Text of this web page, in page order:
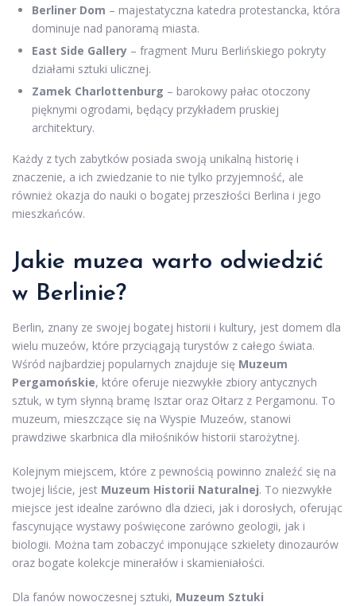
Berliner Dom – majestatyczna katedra protestancka, która
dominuje nad panoramą miasta.
East Side Gallery – fragment Muru Berlińskiego pokryty
działami sztuki ulicznej.
Zamek Charlottenburg – barokowy pałac otoczony
pięknymi ogrodami, będący przykładem pruskiej
architektury.
Każdy z tych zabytków posiada swoją unikalną historię i
znaczenie, a ich zwiedzanie to nie tylko przyjemność, ale
również okazja do nauki o bogatej przeszłości Berlina i jego
mieszkańców.
Jakie muzea warto odwiedzić
w Berlinie?
Berlin, znany ze swojej bogatej historii i kultury, jest domem dla
wielu muzeów, które przyciągają turystów z całego świata.
Wśród najbardziej popularnych znajduje się Muzeum
Pergamońskie, które oferuje niezwykłe zbiory antycznych
sztuk, w tym słynną bramę Isztar oraz Ołtarz z Pergamonu. To
muzeum, mieszczące się na Wyspie Muzeów, stanowi
prawdziwe skarbnica dla miłośników historii starożytnej.
Kolejnym miejscem, które z pewnością powinno znaleźć się na
twojej liście, jest Muzeum Historii Naturalnej. To niezwykłe
miejsce jest idealne zarówno dla dzieci, jak i dorosłych, oferując
fascynujące wystawy poświęcone zarówno geologii, jak i
biologii. Można tam zobaczyć imponujące szkielety dinozaurów
oraz bogate kolekcje minerałów i skamieniałości.
Dla fanów nowoczesnej sztuki, Muzeum Sztuki